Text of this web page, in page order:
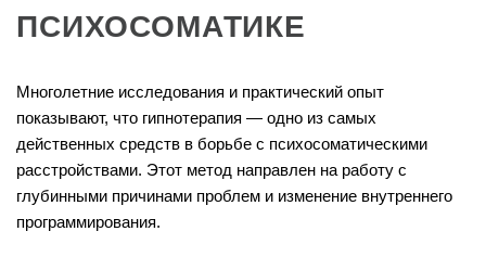
ПСИХОСОМАТИКЕ
Многолетние исследования и практический опыт
показывают, что гипнотерапия — одно из самых
действенных средств в борьбе с психосоматическими
расстройствами. Этот метод направлен на работу с
глубинными причинами проблем и изменение внутреннего
программирования.